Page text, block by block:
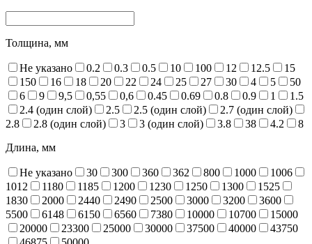
Толщина, мм
Не указано 0.2 0.3 0.5 10 100 12 12.5
15
150
16 18 20 22 24 25 27 30 4 5
50
6
9 9,5 0,55 0,6 0.45 0.69 0.8 0.9 1
1.5
2.4 (один слой)
2.5 2.5 (один слой)
2.7 (один слой)
2.8
2.8 (один слой) 3 3 (один слой) 3.8 38 4.2
8
Длина, мм
Не указано 30 300 360 362 800 1000
1006
1012
1180 1185 1200 1230 1250 1300
1525
1830
2000 2440 2490 2500 3000 3200
3600
5500
6148 6150 6560 7380 10000 10700
15000
20000
23300 25000 30000 37500 40000
43750